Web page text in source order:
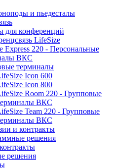
и пьедесталы
для конференций
LifeSize
Express 220 - Персональные
ВКС
терминалы
Icon 600
Icon 800
Room 220 - Групповые
ВКС
Team 220 - Групповые
ВКС
и контракты
решения
решения